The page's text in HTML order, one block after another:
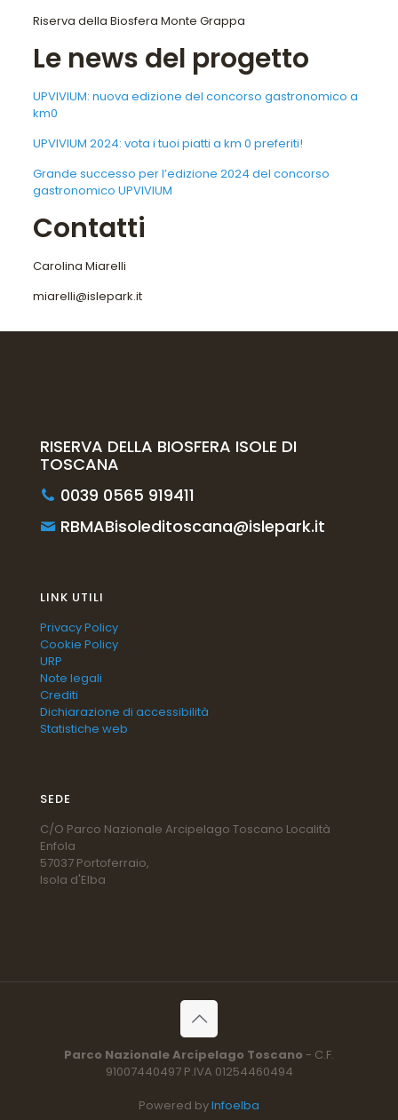
Riserva della Biosfera Monte Grappa
Le news del progetto
UPVIVIUM: nuova edizione del concorso gastronomico a
km0
UPVIVIUM 2024: vota i tuoi piatti a km 0 preferiti!
Grande successo per l’edizione 2024 del concorso
gastronomico UPVIVIUM
Contatti
Carolina Miarelli
miarelli@islepark.it
RISERVA DELLA BIOSFERA ISOLE DI
TOSCANA
0039 0565 919411
RBMABisoleditoscana@islepark.it
LINK UTILI
Privacy Policy
Cookie Policy
URP
Note legali
Crediti
Dichiarazione di accessibilità
Statistiche web
SEDE
C/O Parco Nazionale Arcipelago Toscano Località
Enfola
57037 Portoferraio,
Isola d'Elba
Parco Nazionale Arcipelago Toscano - C.F.
91007440497 P.IVA 01254460494
Powered byInfoelba